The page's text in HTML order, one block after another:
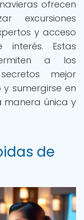
ofrecen
excursiones
y acceso
Estas
a los
mejor
sumergirse en
manera única y
de